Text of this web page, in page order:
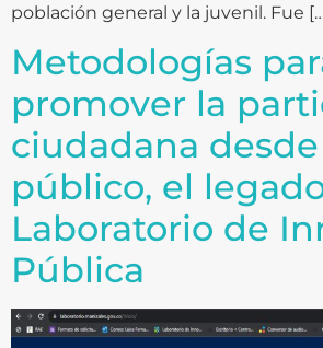
población general y la juvenil. Fue
Metodologías
promover la
ciudadana
público, el
Laboratorio de
Pública